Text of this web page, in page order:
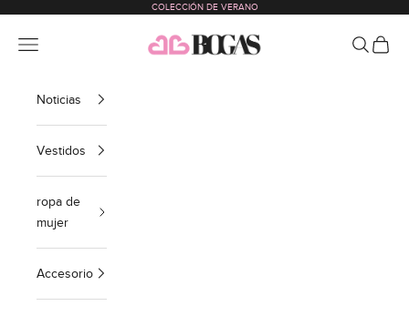
COLECCIÓN DE VERANO
bogas com international
Menú Buscar
Cesta
Noticias
Vestidos
ropa de
mujer
Accesorio